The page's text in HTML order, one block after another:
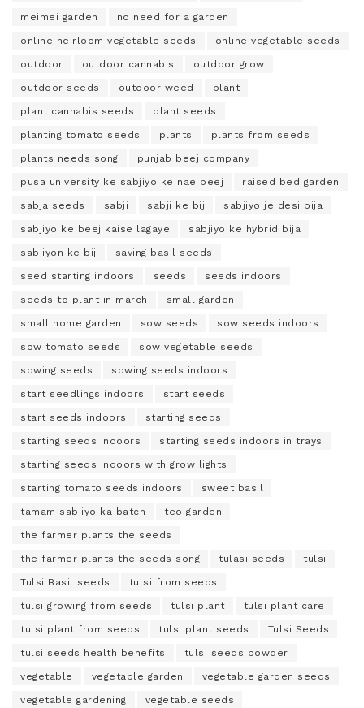
meimei garden no need for a garden
online heirloom vegetable seeds online vegetable seeds
outdoor outdoor cannabis outdoor grow
outdoor seeds outdoor weed plant
plant cannabis seeds plant seeds
planting tomato seeds plants plants from seeds
plants needs song punjab beej company
pusa university ke sabjiyo ke nae beej raised bed garden
sabja seeds sabji sabji ke bij sabjiyo je desi bija
sabjiyo ke beej kaise lagaye sabjiyo ke hybrid bija
sabjiyon ke bij saving basil seeds
seed starting indoors seeds seeds indoors
seeds to plant in march small garden
small home garden sow seeds sow seeds indoors
sow tomato seeds sow vegetable seeds
sowing seeds sowing seeds indoors
start seedlings indoors start seeds
start seeds indoors starting seeds
starting seeds indoors starting seeds indoors in trays
starting seeds indoors with grow lights
starting tomato seeds indoors sweet basil
tamam sabjiyo ka batch teo garden
the farmer plants the seeds
the farmer plants the seeds song tulasi seeds tulsi
Tulsi Basil seeds tulsi from seeds
tulsi growing from seeds tulsi plant tulsi plant care
tulsi plant from seeds tulsi plant seeds Tulsi Seeds
tulsi seeds health benefits tulsi seeds powder
vegetable vegetable garden vegetable garden seeds
vegetable gardening vegetable seeds